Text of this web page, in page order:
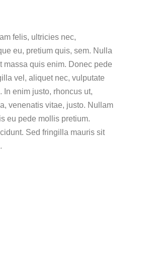
felis, ultricies nec,
eu, pretium quis, sem. Nulla
massa quis enim. Donec pede
vel, aliquet nec, vulputate
In enim justo, rhoncus ut,
venenatis vitae, justo. Nullam
eu pede mollis pretium.
Sed fringilla mauris sit